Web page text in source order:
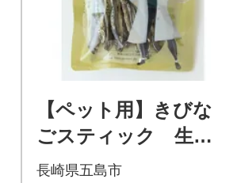
【ペット用】きびな
ごスティック 生干
し×4袋・蒸干し×4袋
長崎県五島市